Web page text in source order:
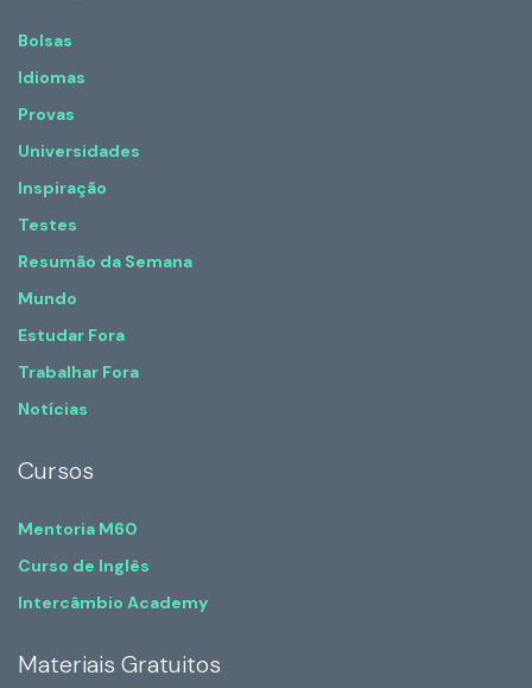
Bolsas
Idiomas
Provas
Universidades
Inspiração
Testes
Resumão da Semana
Mundo
Estudar Fora
Trabalhar Fora
Notícias
Cursos
Mentoria M60
Curso de Inglês
Intercâmbio Academy
Materiais Gratuitos